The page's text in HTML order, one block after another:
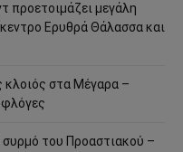
προετοιμάζει μεγάλη
Ερυθρά Θάλασσα και
κλοιός στα Μέγαρα –
φλόγες
του Προαστιακού –